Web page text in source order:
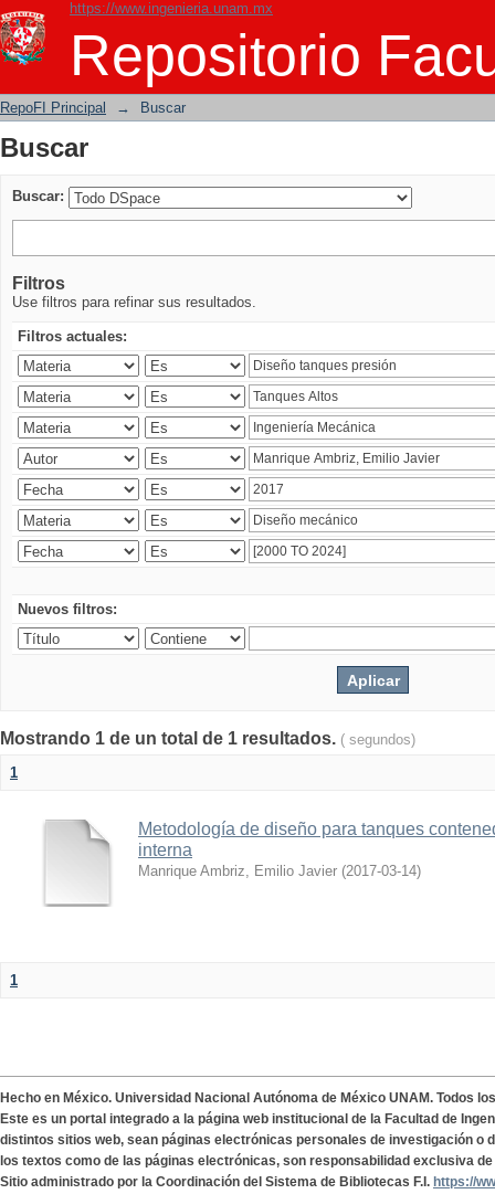
https://www.ingenieria.unam.mx
Repositorio
Buscar
RepoFI Principal → Buscar
Buscar
Buscar:
Filtros
Use filtros para refinar sus resultados.
Filtros actuales:
Nuevos filtros:
Mostrando 1 de un total de 1 resultados. ( segundos)
1
Metodología de diseño para tanques
interna
Manrique Ambriz, Emilio Javier (2017-03-14)
1
Hecho en México. Universidad Nacional Autónoma de México UNAM. Todos
Este es un portal integrado a la página web institucional de la Facultad de
distintos sitios web, sean páginas electrónicas personales de investigación o
los textos como de las páginas electrónicas, son responsabilidad exclusiva
Sitio administrado por la Coordinación del Sistema de Bibliotecas F.I. https://